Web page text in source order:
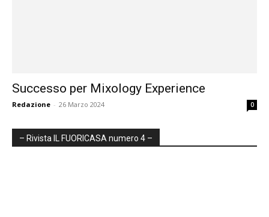
Successo per Mixology Experience
Redazione - 26 Marzo 2024 0
– Rivista IL FUORICASA numero 4 –